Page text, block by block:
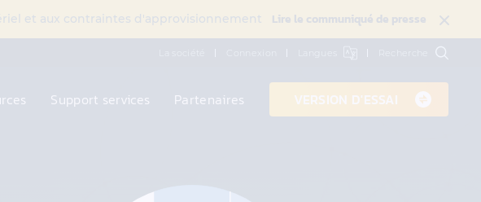
et aux contraintes d'approvisionnement Lire le communiqué de presse
Support services Partenaires VERSION D'ESSAI